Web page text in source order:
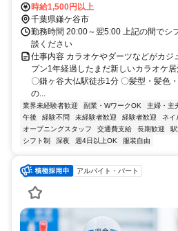
時給1,500円以上
千葉県鎌ケ谷市
勤務時間 20:00～翌5:00 上記の間でシ
談ください
仕事内容 カラオケやダーツなどがカジ
プン1年経過したまだ新しいカラオケ居
〇鎌ヶ谷大仏駅徒歩1分 〇髪型・髪色
の...
業界未経験者歓迎 副業・WワークOK 主婦・主
午後
経験不問 未経験者歓迎 経験者歓迎 ネイ
オープニングスタッフ
交通費支給 長期歓迎
シフト制
深夜 週4日以上OK 服装自由
アルバイト・パート